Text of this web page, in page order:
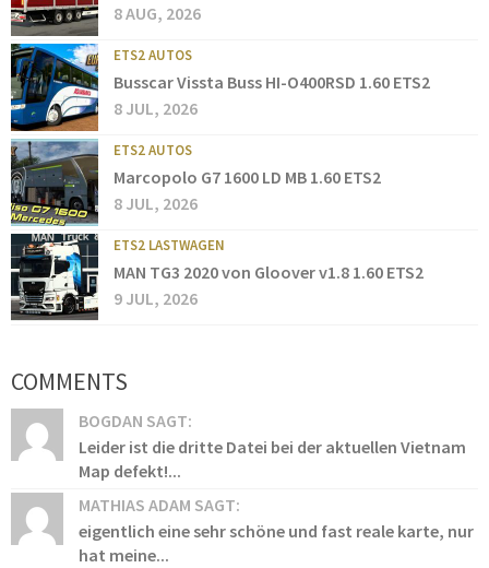
8 AUG, 2026
ETS2 AUTOS
Busscar Vissta Buss HI-O400RSD 1.60 ETS2
8 JUL, 2026
ETS2 AUTOS
Marcopolo G7 1600 LD MB 1.60 ETS2
8 JUL, 2026
ETS2 LASTWAGEN
MAN TG3 2020 von Gloover v1.8 1.60 ETS2
9 JUL, 2026
COMMENTS
BOGDAN SAGT:
Leider ist die dritte Datei bei der aktuellen Vietnam
Map defekt!...
MATHIAS ADAM SAGT:
eigentlich eine sehr schöne und fast reale karte, nur
hat meine...